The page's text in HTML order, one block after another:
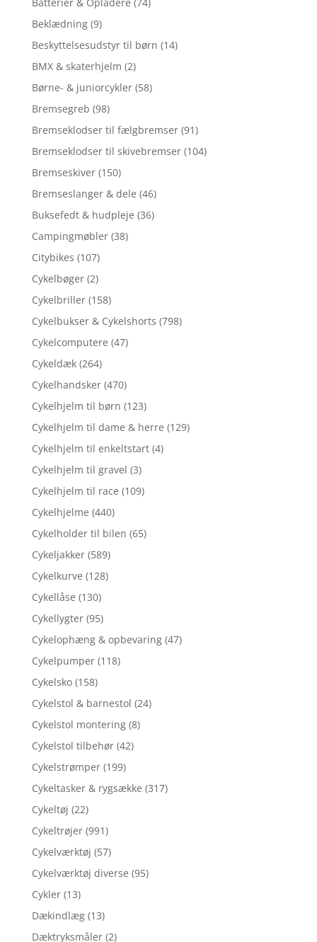
Beklædning (9)
Beskyttelsesudstyr til børn (14)
BMX & skaterhjelm (2)
Børne- & juniorcykler (58)
Bremsegreb (98)
Bremseklodser til fælgbremser (91)
Bremseklodser til skivebremser (104)
Bremseskiver (150)
Bremseslanger & dele (46)
Buksefedt & hudpleje (36)
Campingmøbler (38)
Citybikes (107)
Cykelbøger (2)
Cykelbriller (158)
Cykelbukser & Cykelshorts (798)
Cykelcomputere (47)
Cykeldæk (264)
Cykelhandsker (470)
Cykelhjelm til børn (123)
Cykelhjelm til dame & herre (129)
Cykelhjelm til enkeltstart (4)
Cykelhjelm til gravel (3)
Cykelhjelm til race (109)
Cykelhjelme (440)
Cykelholder til bilen (65)
Cykeljakker (589)
Cykelkurve (128)
Cykellåse (130)
Cykellygter (95)
Cykelophæng & opbevaring (47)
Cykelpumper (118)
Cykelsko (158)
Cykelstol & barnestol (24)
Cykelstol montering (8)
Cykelstol tilbehør (42)
Cykelstrømper (199)
Cykeltasker & rygsække (317)
Cykeltøj (22)
Cykeltrøjer (991)
Cykelværktøj (57)
Cykelværktøj diverse (95)
Cykler (13)
Dækindlæg (13)
Dæktryksmåler (2)